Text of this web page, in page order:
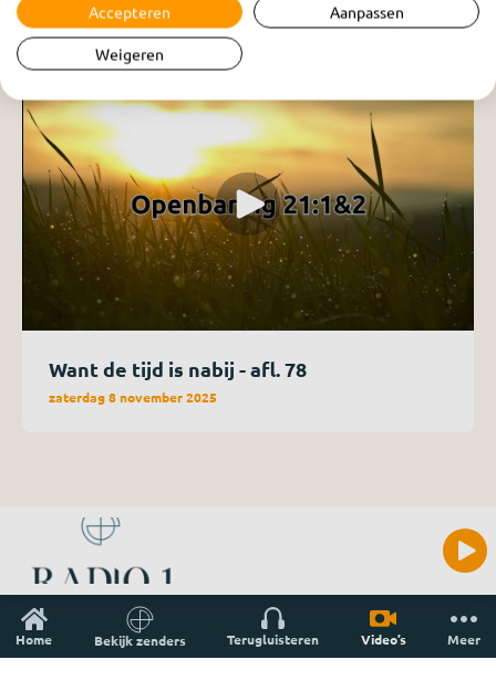
Home Bekijk zenders Terugluisteren Video’s Meer
Want de tijd is nabij - afl. 78
zaterdag 8 november 2025
Accepteren Aanpassen
Weigeren